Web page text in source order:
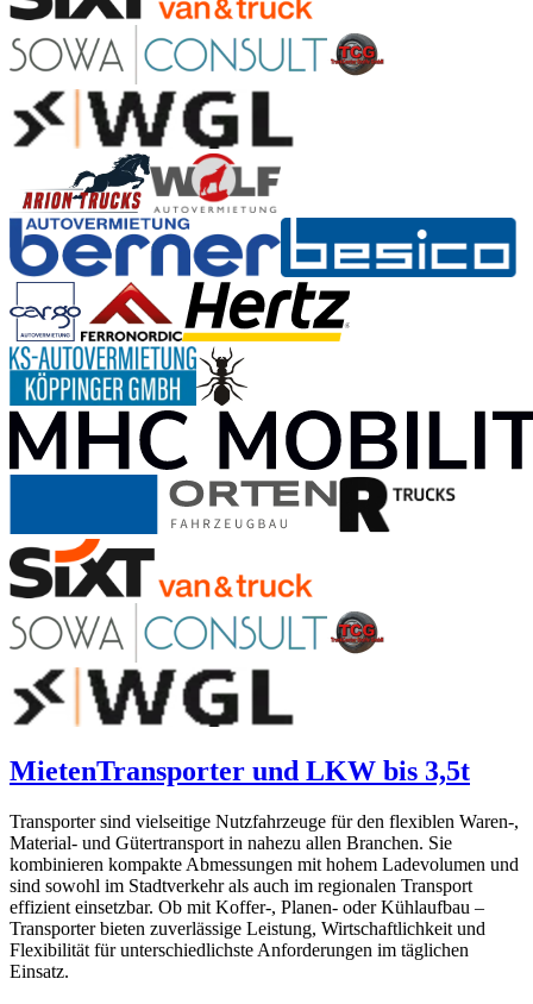
MietenTransporter und LKW bis 3,5t
Transporter sind vielseitige Nutzfahrzeuge für den flexiblen Waren-,
Material- und Gütertransport in nahezu allen Branchen. Sie
kombinieren kompakte Abmessungen mit hohem Ladevolumen und
sind sowohl im Stadtverkehr als auch im regionalen Transport
effizient einsetzbar. Ob mit Koffer-, Planen- oder Kühlaufbau –
Transporter bieten zuverlässige Leistung, Wirtschaftlichkeit und
Flexibilität für unterschiedlichste Anforderungen im täglichen
Einsatz.